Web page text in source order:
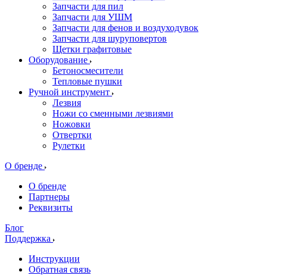
Запчасти для пил
Запчасти для УШМ
Запчасти для фенов и воздуходувок
Запчасти для шуруповертов
Щетки графитовые
Оборудование
Бетоносмесители
Тепловые пушки
Ручной инструмент
Лезвия
Ножи со сменными лезвиями
Ножовки
Отвертки
Рулетки
О бренде
О бренде
Партнеры
Реквизиты
Блог
Поддержка
Инструкции
Обратная связь